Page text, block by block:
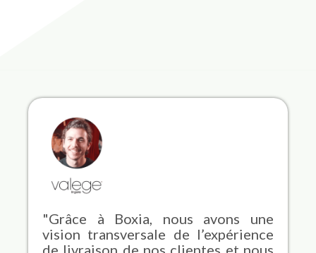
"Grâce à Boxia, nous avons une
vision transversale de l’expérience
de livraison de nos clientes et nous